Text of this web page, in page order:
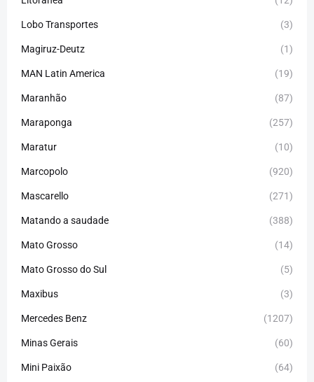
Lobo Transportes (3)
Magiruz-Deutz (1)
MAN Latin America (19)
Maranhão (87)
Maraponga (257)
Maratur (10)
Marcopolo (920)
Mascarello (271)
Matando a saudade (388)
Mato Grosso (14)
Mato Grosso do Sul (5)
Maxibus (3)
Mercedes Benz (1207)
Minas Gerais (60)
Mini Paixão (64)